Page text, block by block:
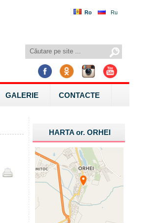
Ro Ru
GALERIE CONTACTE
HARTA or.ORHEI